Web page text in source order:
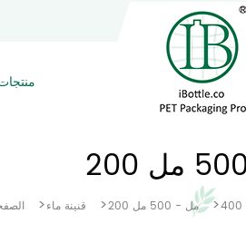
>قنينة ماء > 200 مل - 500 مل >